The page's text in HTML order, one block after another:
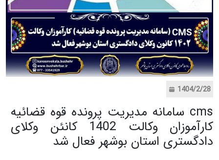
1404/2/28
cms سامانه مدیریت پرونده قوه قضائیه
کارآموزان وکالت 1402 کانئن وکلای
دادگستری استان بوشهر فعال شد